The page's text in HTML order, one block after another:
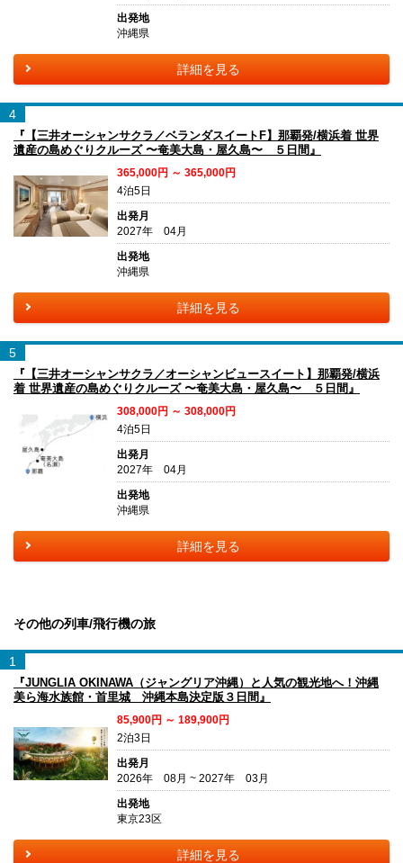
出発地
沖縄県
詳細を見る
4
『【三井オーシャンサクラ／ベランダスイートF】那覇発/横浜着 世界
遺産の島めぐりクルーズ 〜奄美大島・屋久島〜 ５日間』
365,000円 ～ 365,000円
4泊5日
出発月
2027年 04月
出発地
沖縄県
詳細を見る
5
『【三井オーシャンサクラ／オーシャンビュースイート】那覇発/横浜
着 世界遺産の島めぐりクルーズ 〜奄美大島・屋久島〜 ５日間』
308,000円 ～ 308,000円
4泊5日
出発月
2027年 04月
出発地
沖縄県
詳細を見る
その他の列車/飛行機の旅
1
『JUNGLIA OKINAWA（ジャングリア沖縄）と人気の観光地へ！沖縄
美ら海水族館・首里城 沖縄本島決定版３日間』
85,900円 ～ 189,900円
2泊3日
出発月
2026年 08月 ~ 2027年 03月
出発地
東京23区
詳細を見る